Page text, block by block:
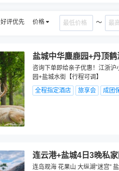
好评优先 价格 ～
盐城中华麋鹿园+丹顶
咨询下单即给亲子优惠！江浙沪
园+盐城水街【行程可调】
全程指定酒店
旅享会 成团
连云港+盐城4日3晚私家
连岛观海 花果山 大纵湖“迷宫”